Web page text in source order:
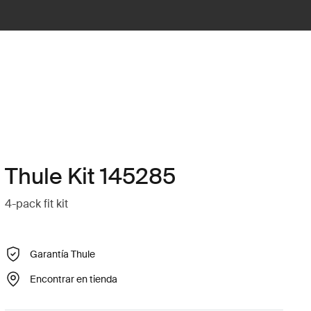
Thule Kit 145285
4-pack fit kit
Garantía Thule
Encontrar en tienda